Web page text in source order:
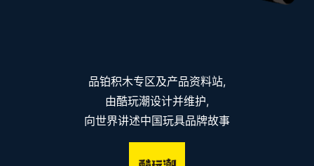
品铂积木专区及产品资料站,
由酷玩潮设计并维护,
向世界讲述中国玩具品牌故事